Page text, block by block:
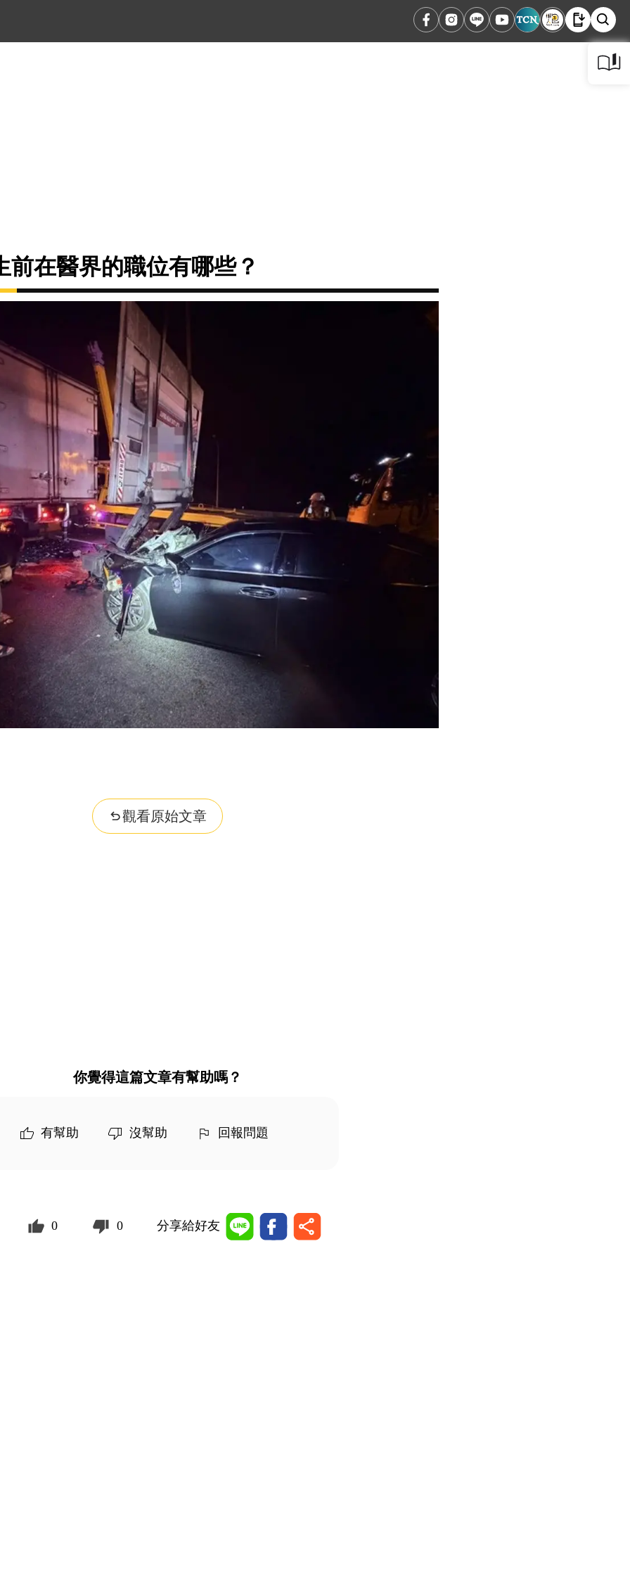
前在醫界的職位有哪些？
觀看原始文章
你覺得這篇文章有幫助嗎？
有幫助 沒幫助 回報問題
0 0 分享給好友